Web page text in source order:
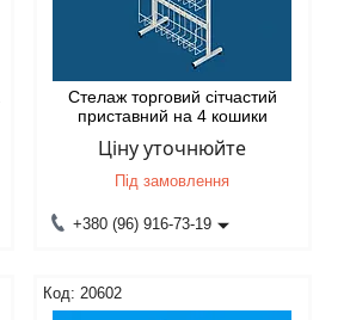
Стелаж торговий сітчастий
приставний на 4 кошики
Ціну уточнюйте
Під замовлення
+380 (96) 916-73-19
20602